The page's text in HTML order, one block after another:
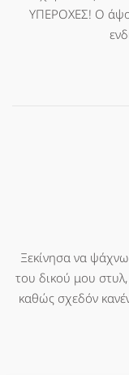
ΥΠΕΡΟΧΕΣ! Ο
Ξεκίνησα να
του δικού μου
καθώς σχεδόν